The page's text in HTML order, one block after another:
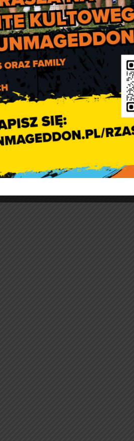
większej liczby
gminy.
promocja terenów
zainteresowania
będzie do wzrostu
które dzięki
usługom
decyzji dotyczącej